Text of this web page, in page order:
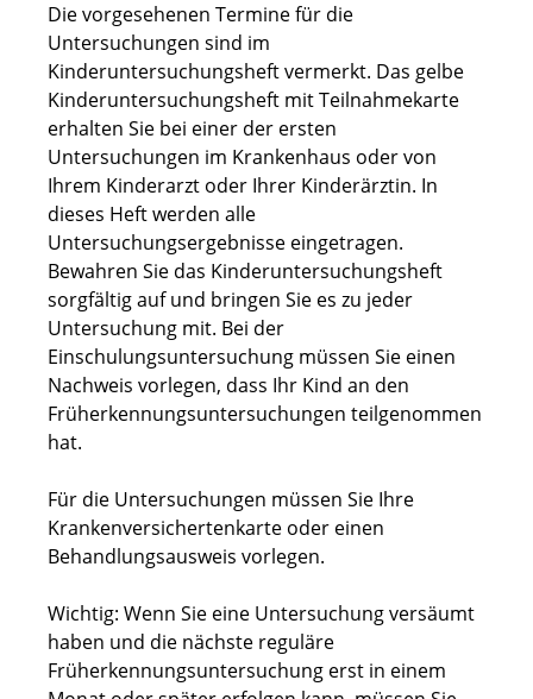
Die vorgesehenen Termine für die
Untersuchungen sind im
Kinderuntersuchungsheft vermerkt. Das gelbe
Kinderuntersuchungsheft mit Teilnahmekarte
erhalten Sie bei einer der ersten
Untersuchungen im Krankenhaus oder von
Ihrem Kinderarzt oder Ihrer Kinderärztin. In
dieses Heft werden alle
Untersuchungsergebnisse eingetragen.
Bewahren Sie das Kinderuntersuchungsheft
sorgfältig auf und bringen Sie es zu jeder
Untersuchung mit. Bei der
Einschulungsuntersuchung müssen Sie einen
Nachweis vorlegen, dass Ihr Kind an den
Früherkennungsuntersuchungen teilgenommen
hat.
Für die Untersuchungen müssen Sie Ihre
Krankenversichertenkarte oder einen
Behandlungsausweis vorlegen.
Wichtig: Wenn Sie eine Untersuchung versäumt
haben und die nächste reguläre
Früherkennungsuntersuchung erst in einem